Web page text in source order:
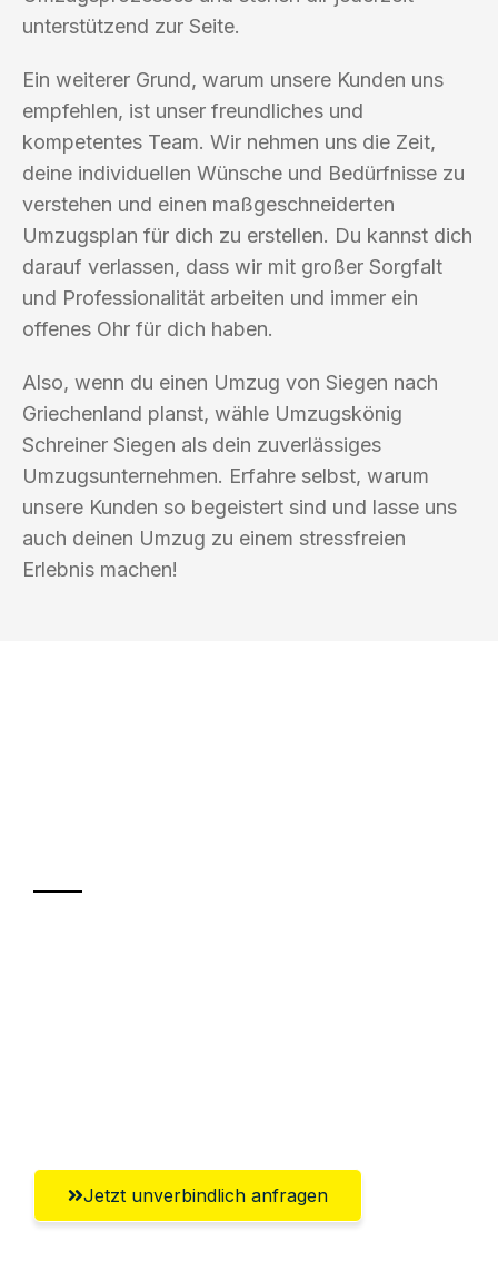
unterstützend zur Seite.
Ein weiterer Grund, warum unsere Kunden uns
empfehlen, ist unser freundliches und
kompetentes Team. Wir nehmen uns die Zeit,
deine individuellen Wünsche und Bedürfnisse zu
verstehen und einen maßgeschneiderten
Umzugsplan für dich zu erstellen. Du kannst dich
darauf verlassen, dass wir mit großer Sorgfalt
und Professionalität arbeiten und immer ein
offenes Ohr für dich haben.
Also, wenn du einen Umzug von Siegen nach
Griechenland planst, wähle Umzugskönig
Schreiner Siegen als dein zuverlässiges
Umzugsunternehmen. Erfahre selbst, warum
unsere Kunden so begeistert sind und lasse uns
auch deinen Umzug zu einem stressfreien
Erlebnis machen!
Jetzt unverbindlich anfragen